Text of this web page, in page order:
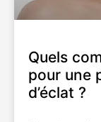
Quels
pour une
d’éclat ?